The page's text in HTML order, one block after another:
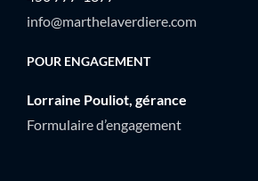
info@marthelaverdiere.com
POUR ENGAGEMENT
Lorraine Pouliot, gérance
Formulaire d’engagement